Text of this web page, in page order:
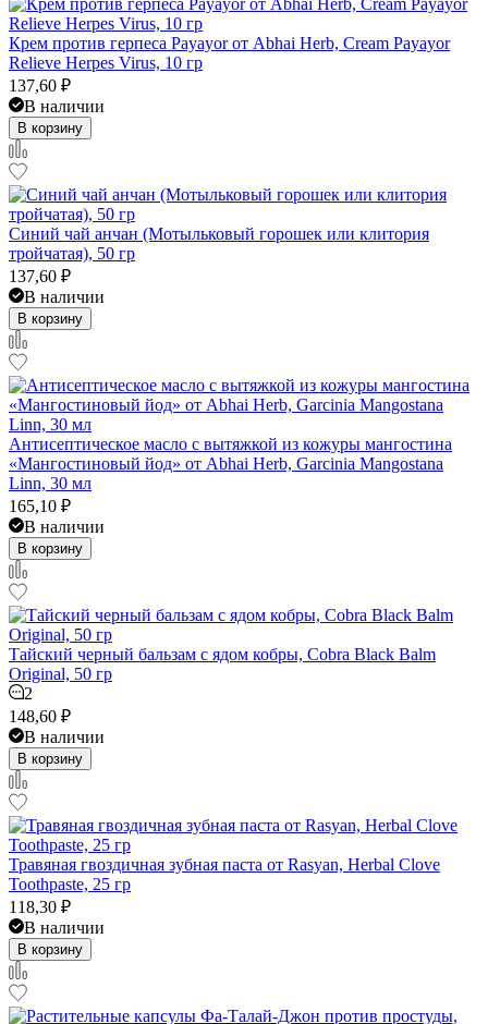
Крем против герпеса Payayor от Abhai Herb, Cream Payayor
Relieve Herpes Virus, 10 гр
137,60 ₽
В наличии
В корзину
Синий чай анчан (Мотыльковый горошек или клитория
тройчатая), 50 гр
137,60 ₽
В наличии
В корзину
Антисептическое масло с вытяжкой из кожуры мангостина
«Мангостиновый йод» от Abhai Herb, Garcinia Mangostana
Linn, 30 мл
165,10 ₽
В наличии
В корзину
Тайский черный бальзам с ядом кобры, Cobra Black Balm
Original, 50 гр
2
148,60 ₽
В наличии
В корзину
Травяная гвоздичная зубная паста от Rasyan, Herbal Clove
Toothpaste, 25 гр
118,30 ₽
В наличии
В корзину